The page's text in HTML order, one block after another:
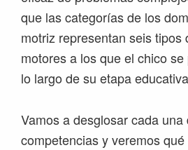
que las categorías de los
motriz representan seis tipos
motores a los que el chico
lo largo de su etapa
Vamos a desglosar cada una
competencias y veremos